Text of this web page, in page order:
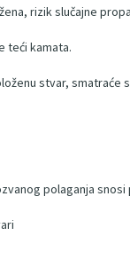
rizik slučajne
teći kamata.
stvar,
polaganja